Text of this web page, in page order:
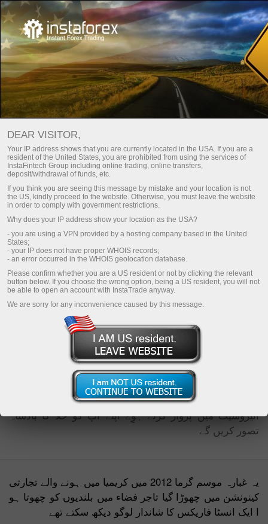
انسٹا فاریکس کی سورج تک رسائی
Open trading account
Open demo account
موسم گرما 2012 میں جبکہ ایک بین الاقوامی تجارتی
کینونشن کا انعقاد ہو ریا تھا تو انسٹا فاریکس نے ایک
ائیروسیٹ کی نمائش کی تھی کہ جس پر اس کا لوگو تھا .
انسٹا فاریکس کے ساتھ کام آپ کو ذندگی میں سکون دیتا
ہے کیونکہ یہ کام آپ کہیں سے بھی کسی بھی وقت سکون
اور اطمینان سے کر سکتے ہیں آپ انسٹا فاریکس کے
ائیروسیٹ میں پرواز کرتے ہوِے اپنے آپ کو خلا کا بادشاہ
تصور کریں گے
یہ غبارہ موسم گرما 2012 میں کریمیا میں ہونے والے تجارتی
کینونشن میں چھوڑا گیا تاجر فضاء میں بلندیوں کو چھوتا ہو
ا ایک انسٹا فاریکس کا شاندار لوگو دیکھ سکتے تھے
DEAR VISITOR,
Your IP address shows that you are currently located in the USA. If you are a
resident of the United States, you are prohibited from using the services of
InstaFintech Group including online trading, online transfers,
deposit/withdrawal of funds, etc.
If you think you are seeing this message by mistake and your location is not
the US, kindly proceed to the website. Otherwise, you must leave the website
in order to comply with government restrictions.
Why does your IP address show your location as the USA?
- you are using a VPN provided by a hosting company based in the United
States;
- your IP does not have proper WHOIS records;
- an error occurred in the WHOIS geolocation database.
Please confirm whether you are a US resident or not by clicking the relevant
button below. If you choose the wrong option, being a US resident, you will not
be able to open an account with InstaTrade anyway.
We are sorry for any inconvenience caused by this message.